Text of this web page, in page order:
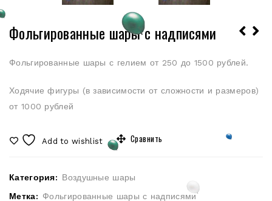
Фольгированные шары с надписями
Фольгированные шары с гелием от 250 до 1500 рублей.
Ходячие фигуры (в зависимости от сложности и размеров)
от 1000 рублей
Add to wishlist Сравнить
Категория: Воздушные шары
Метка: Фольгированные шары с надписями